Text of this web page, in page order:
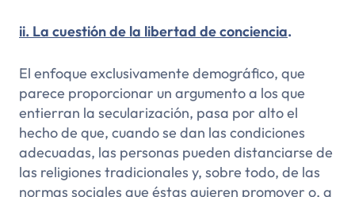
ii. La cuestión de la libertad de conciencia.
El enfoque exclusivamente demográfico, que
parece proporcionar un argumento a los que
entierran la secularización, pasa por alto el
hecho de que, cuando se dan las condiciones
adecuadas, las personas pueden distanciarse de
las religiones tradicionales y, sobre todo, de las
normas sociales que éstas quieren promover o, a